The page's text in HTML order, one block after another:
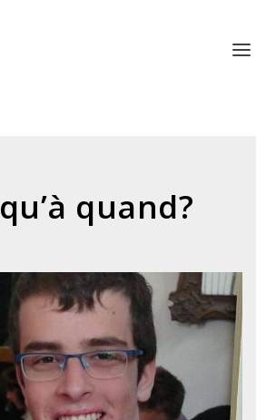
quand?